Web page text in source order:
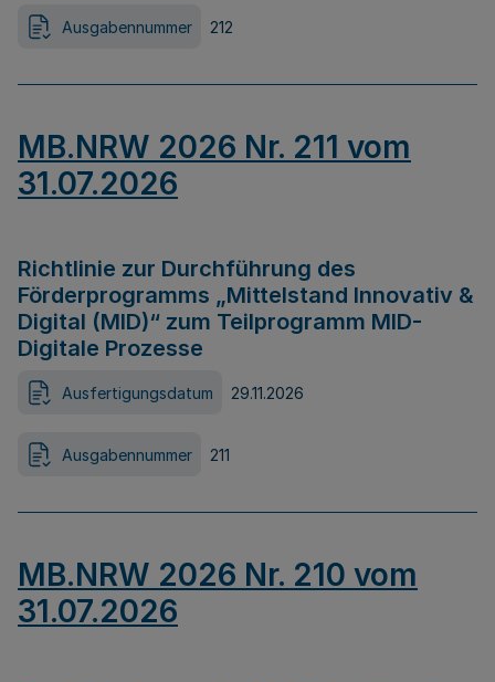
Ausgabennummer 212
MB.NRW 2026 Nr. 211 vom
31.07.2026
Richtlinie zur Durchführung des
Förderprogramms „Mittelstand Innovativ &
Digital (MID)“ zum Teilprogramm MID-
Digitale Prozesse
Ausfertigungsdatum 29.11.2026
Ausgabennummer 211
MB.NRW 2026 Nr. 210 vom
31.07.2026